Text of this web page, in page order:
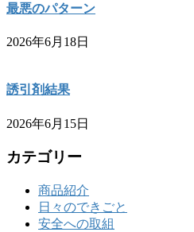
最悪のパターン
2026年6月18日
誘引剤結果
2026年6月15日
カテゴリー
商品紹介
日々のできごと
安全への取組